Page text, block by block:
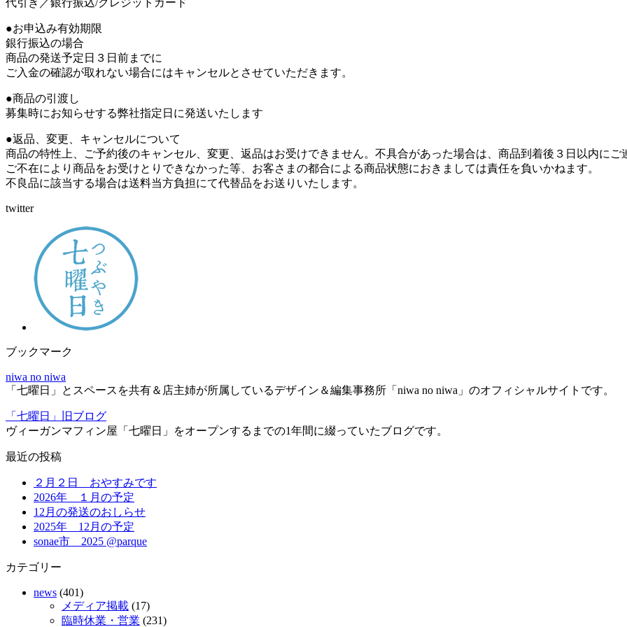
●お申込み有効期限
銀行振込の場合
商品の発送予定日３日前までに
ご入金の確認が取れない場合にはキャンセルとさせていただきます。
●商品の引渡し
募集時にお知らせする弊社指定日に発送いたします
●返品、変更、キャンセルについて
商品の特性上、ご予約後のキャンセル、変更、返品はお受けできません。不具合があった場合は、商品到着後３日以内にご
ご不在により商品をお受けとりできなかった等、お客さまの都合による商品状態におきましては責任を負いかねます。
不良品に該当する場合は送料当方負担にて代替品をお送りいたします。
twitter
ブックマーク
niwa no niwa
「七曜日」とスペースを共有＆店主姉が所属しているデザイン＆編集事務所「niwa no niwa」のオフィシャルサイトです。
「七曜日」旧ブログ
ヴィーガンマフィン屋「七曜日」をオープンするまでの1年間に綴っていたブログです。
最近の投稿
２月２日 おやすみです
2026年 １月の予定
12月の発送のおしらせ
2025年 12月の予定
sonae市 2025 @parque
カテゴリー
news (401)
メディア掲載 (17)
臨時休業・営業 (231)